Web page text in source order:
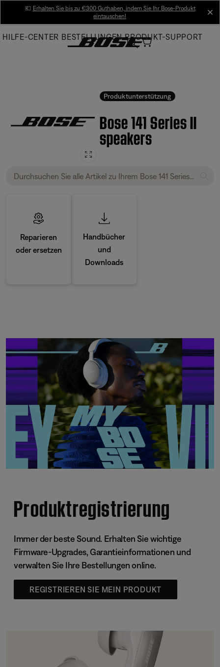
Main
💶 Erhalten Sie bis zu €300 Guthaben, indem Sie Ihr Bose-Produkt
eintauschen!
HILFE-CENTER BESTELLUNGEN PRODUKT-SUPPORT
Produktunterstützung
Bose 141 Series II
speakers
Reparieren
oder ersetzen
Handbücher
und
Downloads
Produktregistrierung
Immer der beste Sound. Erhalten Sie wichtige
Firmware-Upgrades, Garantieinformationen und
verwalten Sie Ihre Bestellungen online.
REGISTRIEREN SIE MEIN PRODUKT